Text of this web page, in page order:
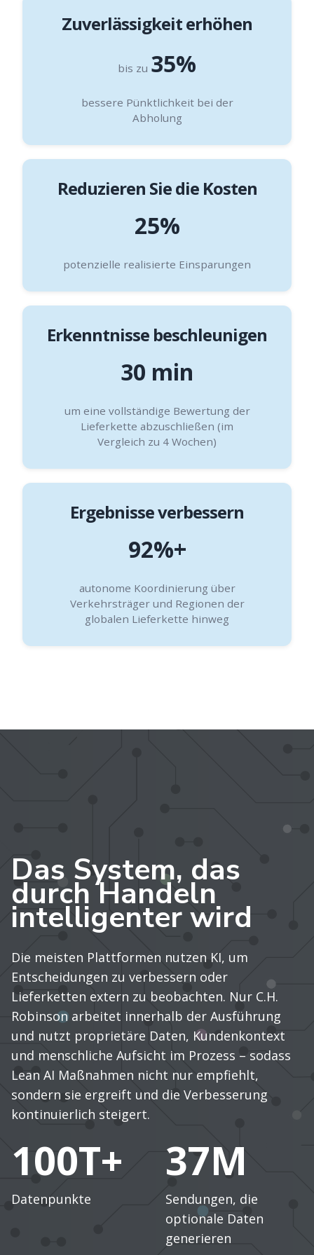
Zuverlässigkeit erhöhen
bis zu 35%
bessere Pünktlichkeit bei der
Abholung
Reduzieren Sie die Kosten
25%
potenzielle realisierte Einsparungen
Erkenntnisse beschleunigen
30 min
um eine vollständige Bewertung der
Lieferkette abzuschließen (im
Vergleich zu 4 Wochen)
Ergebnisse verbessern
92%+
autonome Koordinierung über
Verkehrsträger und Regionen der
globalen Lieferkette hinweg
Das System, das
durch Handeln
intelligenter wird
Die meisten Plattformen nutzen KI, um
Entscheidungen zu verbessern oder
Lieferketten extern zu beobachten. Nur C.H.
Robinson arbeitet innerhalb der Ausführung
und nutzt proprietäre Daten, Kundenkontext
und menschliche Aufsicht im Prozess – sodass
Lean AI Maßnahmen nicht nur empfiehlt,
sondern sie ergreift und die Verbesserung
kontinuierlich steigert.
100T+
Datenpunkte
37M
Sendungen, die
optionale Daten
generieren